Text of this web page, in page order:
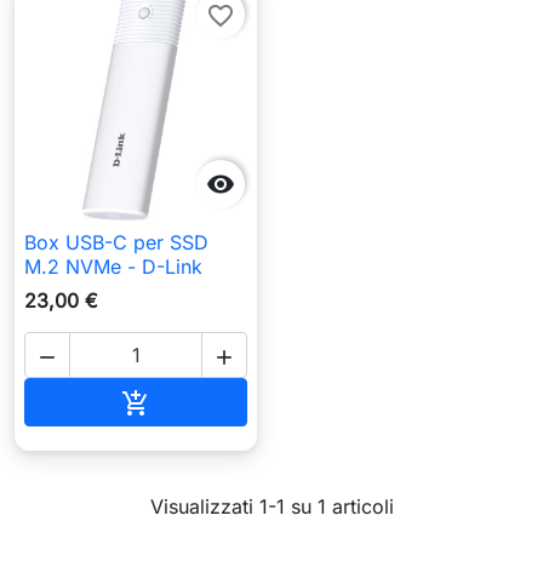

favorite_border
Box USB-C per SSD
M.2 NVMe - D-Link
23,00 €
 

Visualizzati 1-1 su 1 articoli